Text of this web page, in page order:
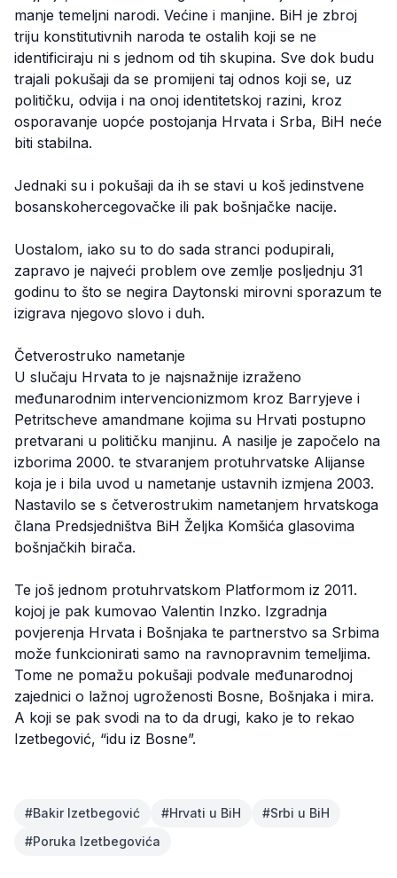
manje temeljni narodi. Većine i manjine. BiH je zbroj
triju konstitutivnih naroda te ostalih koji se ne
identificiraju ni s jednom od tih skupina. Sve dok budu
trajali pokušaji da se promijeni taj odnos koji se, uz
političku, odvija i na onoj identitetskoj razini, kroz
osporavanje uopće postojanja Hrvata i Srba, BiH neće
biti stabilna.
Jednaki su i pokušaji da ih se stavi u koš jedinstvene
bosanskohercegovačke ili pak bošnjačke nacije.
Uostalom, iako su to do sada stranci podupirali,
zapravo je najveći problem ove zemlje posljednju 31
godinu to što se negira Daytonski mirovni sporazum te
izigrava njegovo slovo i duh.
Četverostruko nametanje
U slučaju Hrvata to je najsnažnije izraženo
međunarodnim intervencionizmom kroz Barryjeve i
Petritscheve amandmane kojima su Hrvati postupno
pretvarani u političku manjinu. A nasilje je započelo na
izborima 2000. te stvaranjem protuhrvatske Alijanse
koja je i bila uvod u nametanje ustavnih izmjena 2003.
Nastavilo se s četverostrukim nametanjem hrvatskoga
člana Predsjedništva BiH Željka Komšića glasovima
bošnjačkih birača.
Te još jednom protuhrvatskom Platformom iz 2011.
kojoj je pak kumovao Valentin Inzko. Izgradnja
povjerenja Hrvata i Bošnjaka te partnerstvo sa Srbima
može funkcionirati samo na ravnopravnim temeljima.
Tome ne pomažu pokušaji podvale međunarodnoj
zajednici o lažnoj ugroženosti Bosne, Bošnjaka i mira.
A koji se pak svodi na to da drugi, kako je to rekao
Izetbegović, “idu iz Bosne”.
#Bakir Izetbegović #Hrvati u BiH #Srbi u BiH
#Poruka Izetbegovića